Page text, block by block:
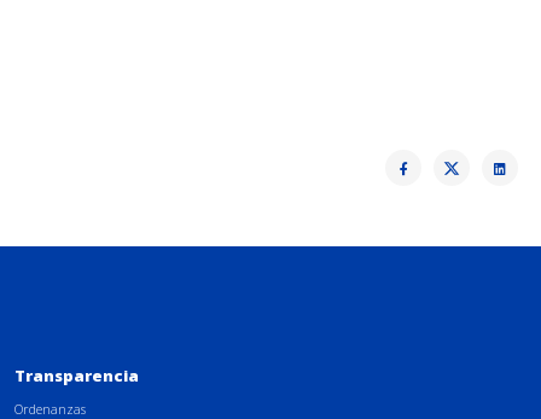
Transparencia
Ordenanzas